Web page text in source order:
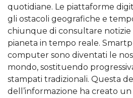
quotidiane. Le piattaforme
gli ostacoli geografiche e
chiunque di consultare notizie
pianeta in tempo reale.
computer sono diventati le
mondo, sostituendo
stampati tradizionali. Questa
dell’informazione ha creato un